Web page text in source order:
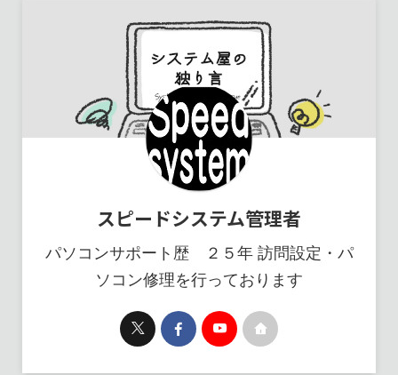
スピードシステム管理者
パソコンサポート歴 ２５年 訪問設定・パ
ソコン修理を行っております